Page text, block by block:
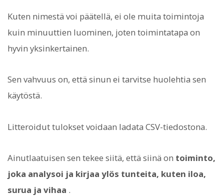
Kuten nimestä voi päätellä, ei ole muita toimintoja
kuin minuuttien luominen, joten toimintatapa on
hyvin yksinkertainen.
Sen vahvuus on, että sinun ei tarvitse huolehtia sen
käytöstä.
Litteroidut tulokset voidaan ladata CSV-tiedostona.
Ainutlaatuisen sen tekee siitä, että siinä on toiminto,
joka analysoi ja kirjaa ylös tunteita, kuten iloa,
surua ja vihaa .